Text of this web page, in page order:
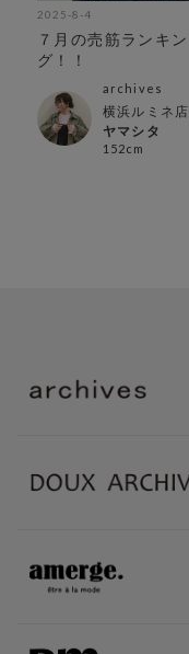
2025-8-4
７月の売筋ランキン
グ！！
archives
横浜ルミネ店
ヤマシタ
152cm